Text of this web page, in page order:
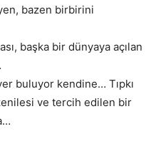
bazen birbirini
başka bir dünyaya açılan
buluyor kendine… Tıpkı
ve tercih edilen bir